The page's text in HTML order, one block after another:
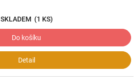
SKLADEM (1 KS)
Do košíku
Detail